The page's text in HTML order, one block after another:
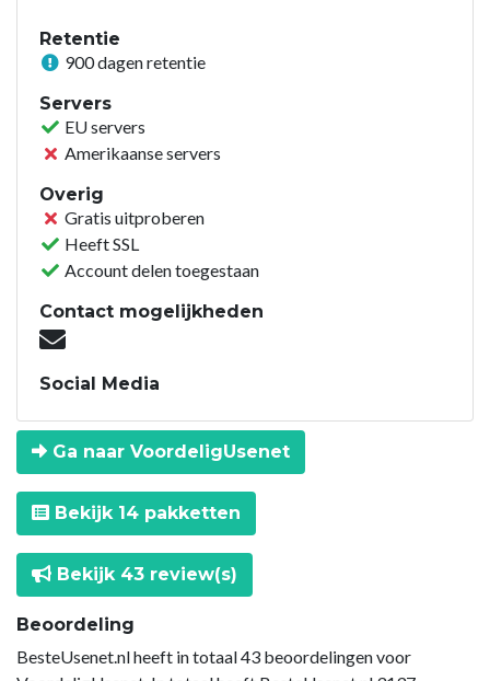
Retentie
900 dagen retentie
Servers
EU servers
Amerikaanse servers
Overig
Gratis uitproberen
Heeft SSL
Account delen toegestaan
Contact mogelijkheden
Social Media
Ga naar VoordeligUsenet
Bekijk 14 pakketten
Bekijk 43 review(s)
Beoordeling
BesteUsenet.nl heeft in totaal 43 beoordelingen voor